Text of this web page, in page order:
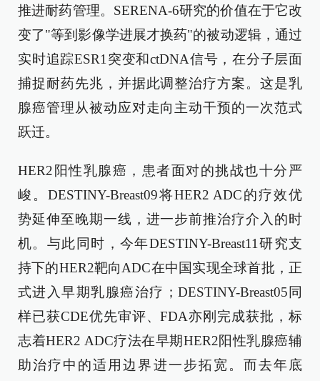
推进耐药管理。SERENA-6研究的价值在于它改
变了"等到影像学进展才换药"的被动逻辑，通过
实时追踪ESR1突变和ctDNA信号，在分子层面
捕捉耐药先兆，并据此调整治疗方案。这是乳
腺癌管理从被动应对走向主动干预的一次范式
跃迁。
HER2阳性乳腺癌，患者面对的挑战也十分严
峻。DESTINY-Breast09将HER2 ADC的疗效优
势延伸至晚期一线，进一步前推治疗介入的时
机。与此同时，今年DESTINY-Breast11研究支
持下的HER2靶向ADC在中国实现全球首批，正
式进入早期乳腺癌治疗；DESTINY-Breast05同
样已获CDE优先审评、FDA亦刚完成获批，标
志着HER2 ADC疗法在早期HER2阳性乳腺癌辅
助治疗中的适用边界进一步拓宽。而去年底